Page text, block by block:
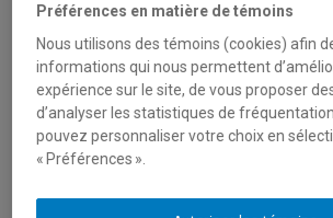
Préférences en matière de témoins
Nous utilisons des témoins (cookies) afin
informations qui nous permettent
expérience sur le site, de vous proposer
d’analyser les statistiques de
pouvez personnaliser votre choix en
« Préférences ».